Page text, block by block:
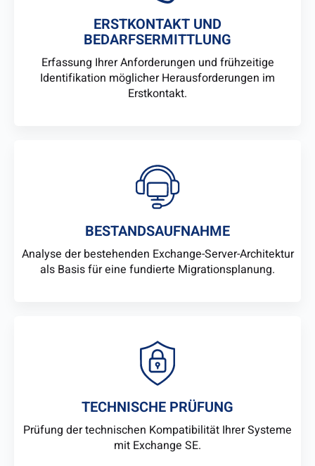
ERSTKONTAKT UND
BEDARFSERMITTLUNG
Erfassung Ihrer Anforderungen und frühzeitige
Identifikation möglicher Herausforderungen im
Erstkontakt.
BESTANDSAUFNAHME
Analyse der bestehenden Exchange-Server-Architektur
als Basis für eine fundierte Migrationsplanung.
TECHNISCHE PRÜFUNG
Prüfung der technischen Kompatibilität Ihrer Systeme
mit Exchange SE.